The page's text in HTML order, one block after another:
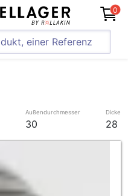
0
Außendurchmesser
30
Dicke
28